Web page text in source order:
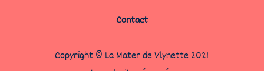
Contact
Copyright © La Mater de Vlynette 2021